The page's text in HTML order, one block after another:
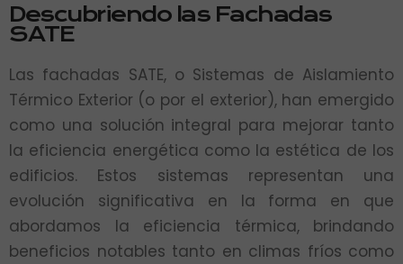
Descubriendo las Fachadas
SATE
Las fachadas SATE, o Sistemas de Aislamiento
Térmico Exterior (o por el exterior), han emergido
como una solución integral para mejorar tanto
la eficiencia energética como la estética de los
edificios. Estos sistemas representan una
evolución significativa en la forma en que
abordamos la eficiencia térmica, brindando
beneficios notables tanto en climas fríos como